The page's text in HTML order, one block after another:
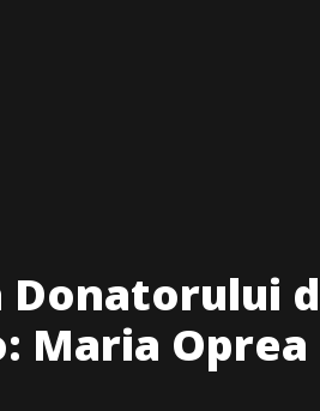
Maria Oprea